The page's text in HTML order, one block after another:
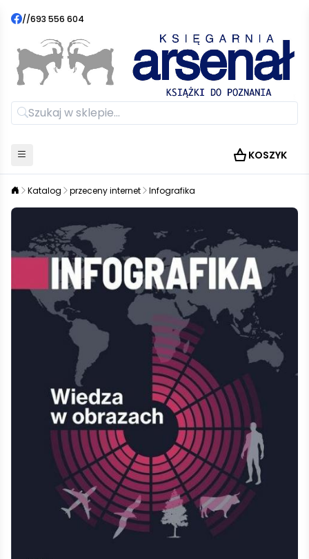
//693 556 604
KOSZYK
Katalog przeceny internet Infografika